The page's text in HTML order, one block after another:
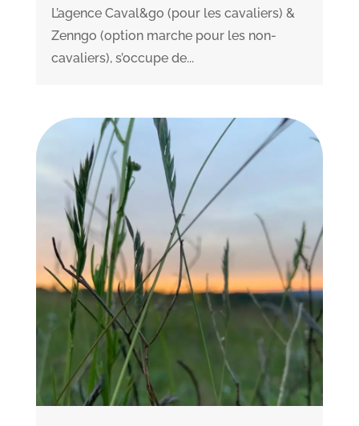
L’agence Caval&go (pour les cavaliers) &
Zenngo (option marche pour les non-
cavaliers), s’occupe de...